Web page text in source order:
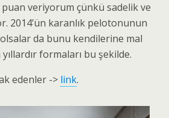
veriyorum çünkü sadelik ve
2014’ün karanlık pelotonunun
da bunu kendilerine mal
formaları bu şekilde.
edenler -> link.